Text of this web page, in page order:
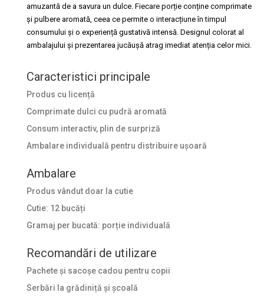
amuzantă de a savura un dulce. Fiecare porție conține comprimate
și pulbere aromată, ceea ce permite o interacțiune în timpul
consumului și o experiență gustativă intensă. Designul colorat al
ambalajului și prezentarea jucăușă atrag imediat atenția celor mici.
Caracteristici principale
Produs cu licență
Comprimate dulci cu pudră aromată
Consum interactiv, plin de surpriză
Ambalare individuală pentru distribuire ușoară
Ambalare
Produs vândut doar la cutie
Cutie: 12 bucăți
Gramaj per bucată: porție individuală
Recomandări de utilizare
Pachete și sacoșe cadou pentru copii
Serbări la grădiniță și școală